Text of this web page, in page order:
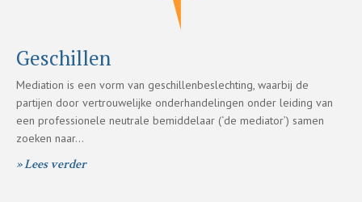
Geschillen
Mediation is een vorm van geschillenbeslechting, waarbij de
partijen door vertrouwelijke onderhandelingen onder leiding van
een professionele neutrale bemiddelaar (‘de mediator’) samen
zoeken naar…
» Lees verder